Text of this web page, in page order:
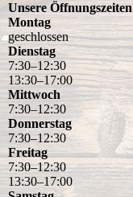
Unsere Öffnungszeiten
Montag
geschlossen
Dienstag
7:30–12:30
13:30–17:00
Mittwoch
7:30–12:30
Donnerstag
7:30–12:30
Freitag
7:30–12:30
13:30–17:00